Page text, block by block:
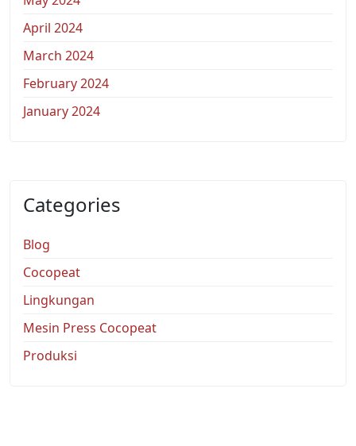
April 2024
March 2024
February 2024
January 2024
Categories
Blog
Cocopeat
Lingkungan
Mesin Press Cocopeat
Produksi